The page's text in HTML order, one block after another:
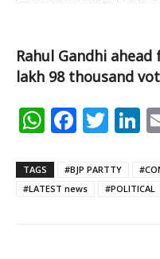
Rahul Gandhi
lakh 98 thousand
TAGS #BJP PARTTY
#LATEST news
#POLITICAL